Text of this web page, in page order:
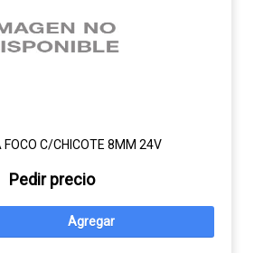
FOCO C/CHICOTE 8MM 24V
Pedir precio